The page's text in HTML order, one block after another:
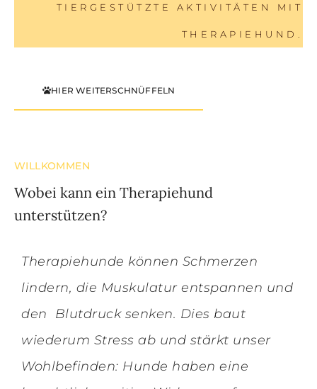
TIERGESTÜTZTE AKTIVITÄTEN MIT
THERAPIEHUND.
HIER WEITERSCHNÜFFELN
WILLKOMMEN
Wobei kann ein Therapiehund
unterstützen?
Therapiehunde können Schmerzen
lindern, die Muskulatur entspannen und
den Blutdruck senken. Dies baut
wiederum Stress ab und stärkt unser
Wohlbefinden: Hunde haben eine